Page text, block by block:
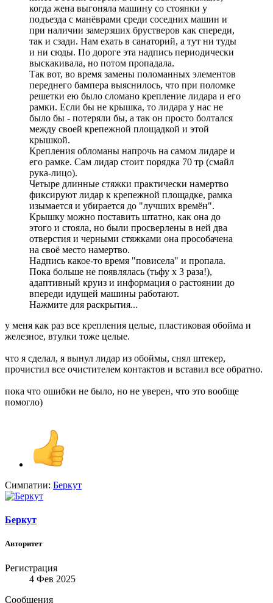
когда жена выгоняла машину со стоянки у
подъезда с манёврами среди соседних машин и
при наличии замерзших брустверов как спереди,
так и сзади. Нам ехать в санаторий, а тут ни туды
и ни сюды. По дороге эта надпись периодически
выскакивала, но потом пропадала.
Так вот, во время замены поломанных элементов
переднего бампера выяснилось, что при поломке
решетки ею было сломано крепление лидара и его
рамки. Если бы не крышка, то лидара у нас не
было бы - потеряли бы, а так он просто болтался
между своей крепежной площадкой и этой
крышкой.
Крепления обломаны напрочь на самом лидаре и
его рамке. Сам лидар стоит порядка 70 тр (смайл
рука-лицо).
Четыре длинные стяжки практически намертво
фиксируют лидар к крепежной площадке, рамка
изымается и убирается до "лучших времён".
Крышку можно поставить штатно, как она до
этого и стояла, но были просверлены в ней два
отверстия и черными стяжками она прособачена
на своё место намертво.
Надпись какое-то время "повисела" и пропала.
Пока больше не появлялась (тьфу х 3 раза!),
адаптивный круиз и информация о растоянии до
впереди идущей машины работают.
Нажмите для раскрытия...
у меня как раз все крепления целые, пластиковая обойма и
железное, втулки тоже целые.
что я сделал, я вынул лидар из обоймы, снял штекер,
прочистил все очистителем контактов и вставил все обратно.
пока что ошибки не было, но не уверен, что это вообще
помогло)
Симпатии: Беркут
Беркут
Авторитет
Регистрация
4 Фев 2025
Сообщения